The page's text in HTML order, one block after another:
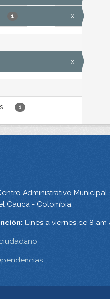
- 1 x
x
- 1
Administrativo Municipal
Cauca - Colombia.
lunes a viernes de 8 am